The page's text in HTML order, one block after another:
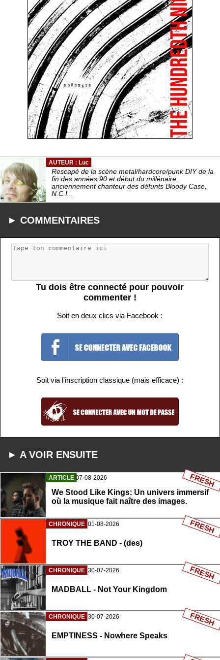
AUTEUR : Luc
Rescapé de la scène metal/hardcore/punk DIY de la
fin des années 90 et début du millénaire,
anciennement chanteur des défunts Bloody Case,
N.C.I...
► COMMENTAIRES
Tu dois être connecté pour pouvoir
commenter !
Soit en deux clics via Facebook :
Soit via l'inscription classique (mais efficace) :
► A VOIR ENSUITE
ARTICLE 07-08-2026
We Stood Like Kings: Un univers immersif
où la musique fait naître des images.
FRESH
CHRONIQUE 01-08-2026
TROY THE BAND - (des)
FRESH
CHRONIQUE 30-07-2026
MADBALL - Not Your Kingdom
FRESH
CHRONIQUE 30-07-2026
EMPTINESS - Nowhere Speaks
FRESH